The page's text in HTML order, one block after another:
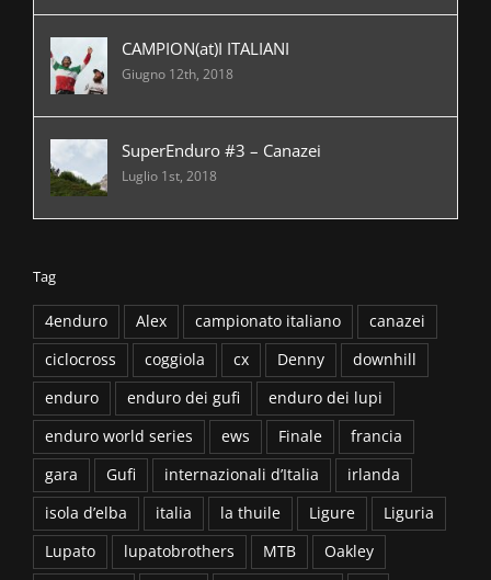
CAMPION(at)I ITALIANI
Giugno 12th, 2018
SuperEnduro #3 – Canazei
Luglio 1st, 2018
Tag
4enduro Alex campionato italiano
canazei
ciclocross
coggiola cx Denny
downhill
enduro
enduro dei gufi
enduro dei lupi
enduro world series
ews Finale
francia
gara
Gufi internazionali d’Italia
irlanda
isola d’elba
italia la thuile Ligure
Liguria
Lupato
lupatobrothers MTB
Oakley